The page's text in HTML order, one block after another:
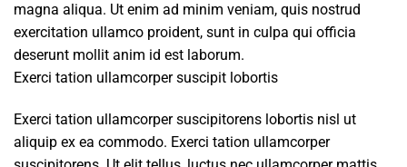
magna aliqua. Ut enim ad minim veniam, quis nostrud
exercitation ullamco proident, sunt in culpa qui officia
deserunt mollit anim id est laborum.
Exerci tation ullamcorper suscipit lobortis
Exerci tation ullamcorper suscipitorens lobortis nisl ut
aliquip ex ea commodo. Exerci tation ullamcorper